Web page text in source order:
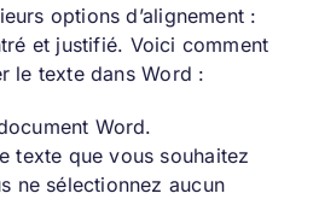
options d’alignement :
et justifié. Voici comment
le texte dans Word :
Word.
texte que vous souhaitez
ne sélectionnez aucun